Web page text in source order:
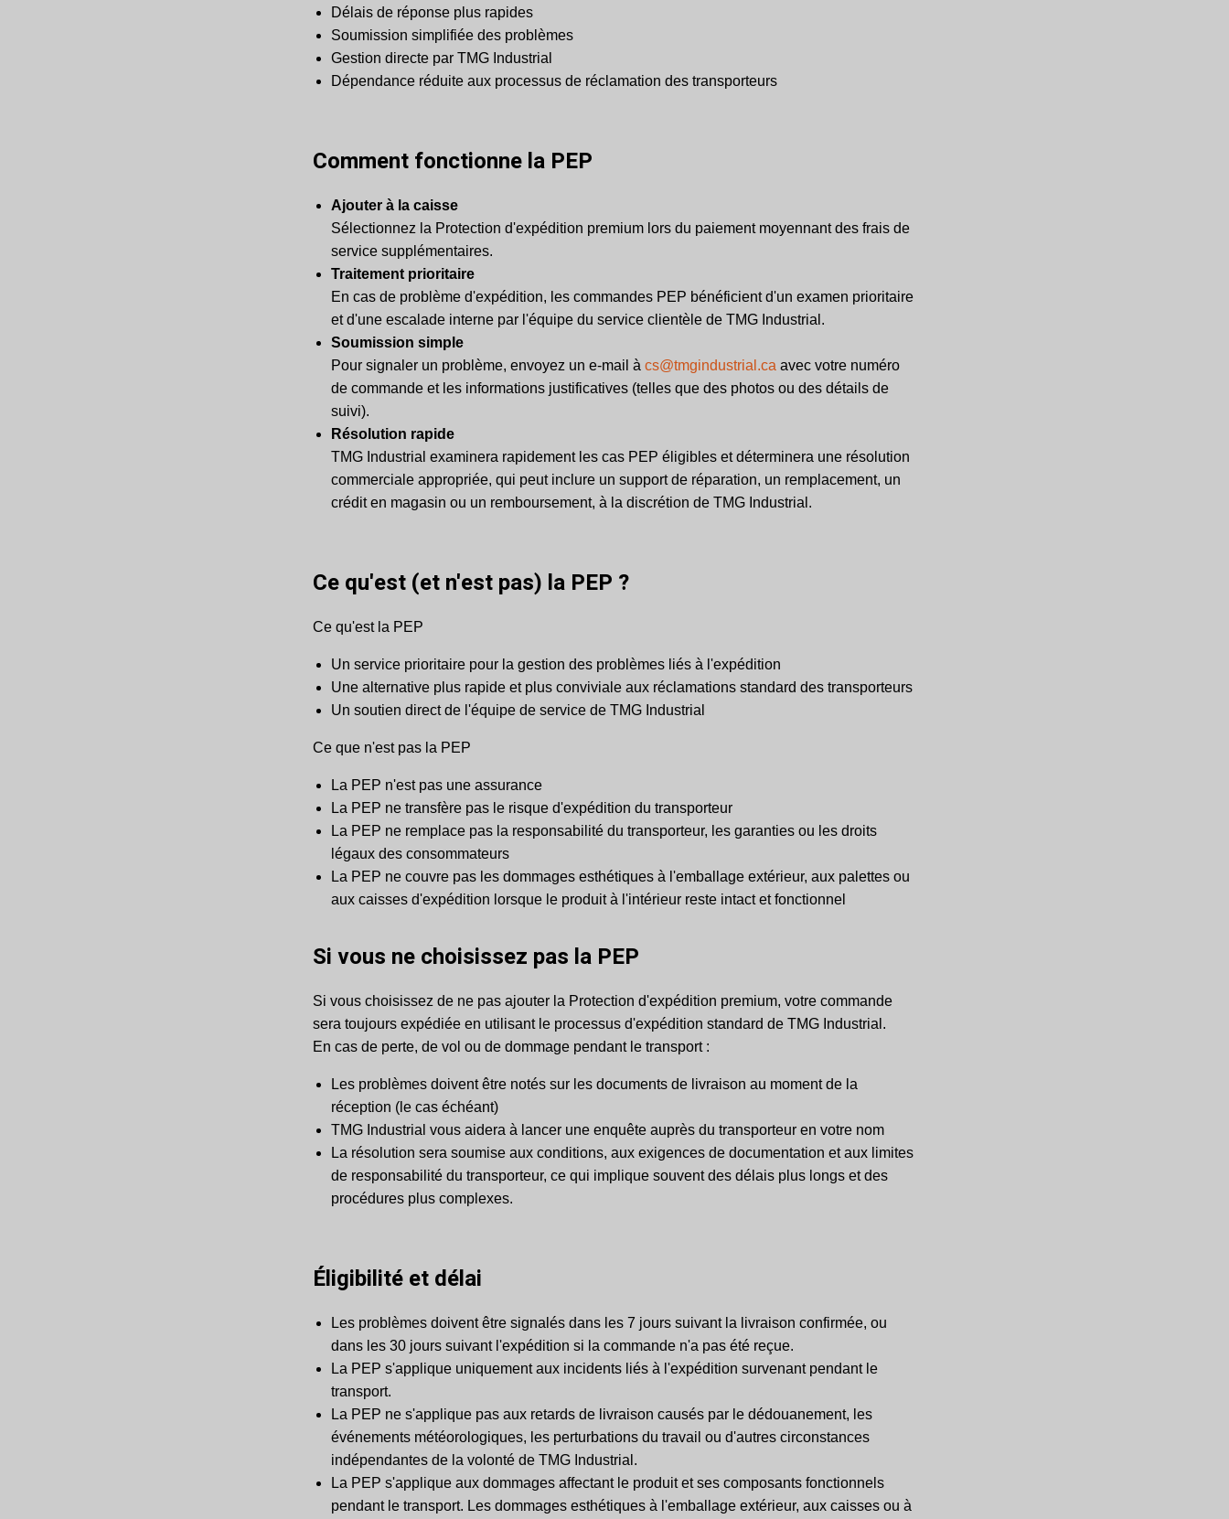
Délais de réponse plus rapides
Soumission simplifiée des problèmes
Gestion directe par TMG Industrial
Dépendance réduite aux processus de réclamation des transporteurs
Comment fonctionne la PEP
Ajouter à la caisse
Sélectionnez la Protection d'expédition premium lors du paiement moyennant des frais de
service supplémentaires.
Traitement prioritaire
En cas de problème d'expédition, les commandes PEP bénéficient d'un examen prioritaire
et d'une escalade interne par l'équipe du service clientèle de TMG Industrial.
Soumission simple
Pour signaler un problème, envoyez un e-mail à cs@tmgindustrial.ca avec votre numéro
de commande et les informations justificatives (telles que des photos ou des détails de
suivi).
Résolution rapide
TMG Industrial examinera rapidement les cas PEP éligibles et déterminera une résolution
commerciale appropriée, qui peut inclure un support de réparation, un remplacement, un
crédit en magasin ou un remboursement, à la discrétion de TMG Industrial.
Ce qu'est (et n'est pas) la PEP ?
Ce qu'est la PEP
Un service prioritaire pour la gestion des problèmes liés à l'expédition
Une alternative plus rapide et plus conviviale aux réclamations standard des transporteurs
Un soutien direct de l'équipe de service de TMG Industrial
Ce que n'est pas la PEP
La PEP n'est pas une assurance
La PEP ne transfère pas le risque d'expédition du transporteur
La PEP ne remplace pas la responsabilité du transporteur, les garanties ou les droits
légaux des consommateurs
La PEP ne couvre pas les dommages esthétiques à l'emballage extérieur, aux palettes ou
aux caisses d'expédition lorsque le produit à l'intérieur reste intact et fonctionnel
Si vous ne choisissez pas la PEP
Si vous choisissez de ne pas ajouter la Protection d'expédition premium, votre commande
sera toujours expédiée en utilisant le processus d'expédition standard de TMG Industrial.
En cas de perte, de vol ou de dommage pendant le transport :
Les problèmes doivent être notés sur les documents de livraison au moment de la
réception (le cas échéant)
TMG Industrial vous aidera à lancer une enquête auprès du transporteur en votre nom
La résolution sera soumise aux conditions, aux exigences de documentation et aux limites
de responsabilité du transporteur, ce qui implique souvent des délais plus longs et des
procédures plus complexes.
Éligibilité et délai
Les problèmes doivent être signalés dans les 7 jours suivant la livraison confirmée, ou
dans les 30 jours suivant l'expédition si la commande n'a pas été reçue.
La PEP s'applique uniquement aux incidents liés à l'expédition survenant pendant le
transport.
La PEP ne s'applique pas aux retards de livraison causés par le dédouanement, les
événements météorologiques, les perturbations du travail ou d'autres circonstances
indépendantes de la volonté de TMG Industrial.
La PEP s'applique aux dommages affectant le produit et ses composants fonctionnels
pendant le transport. Les dommages esthétiques à l'emballage extérieur, aux caisses ou à